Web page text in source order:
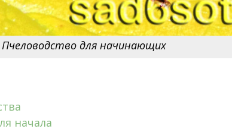
Пчеловодство для начинающих
начала